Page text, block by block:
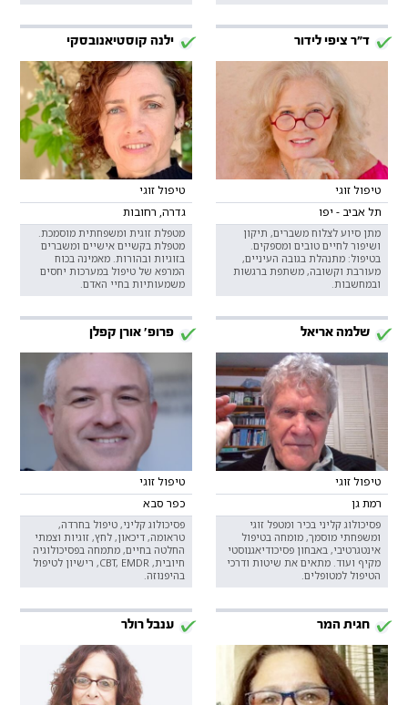
ד"ר ציפי לידור
טיפול זוגי
תל אביב - יפו
מתן סיוע לצלוח משברים, תיקון
ושיפור לחיים טובים ומספקים.
בטיפול: מתנהלת בגובה העיניים,
מעורבת וקשובה, משתפת ברגשות
ובמחשבות.
ילנה קוסטיאנובסקי
טיפול זוגי
גדרה, רחובות
מטפלת זוגית ומשפחתית מוסמכת.
מטפלת בקשיים אישיים ומשברים
בזוגיות ובהורות. מאמינה בכוח
המרפא של טיפול במערכות יחסים
משמעותיות בחיי האדם.
שלמה אריאל
טיפול זוגי
רמת גן
פסיכולוג קליני בכיר ומטפל זוגי
ומשפחתי מוסמך, מומחה בטיפול
אינטגרטיבי, באבחון פסיכודיאגנוסטי
מקיף ועוד. מתאים את שיטות ודרכי
הטיפול למטופלים.
פרופ' אורן קפלן
טיפול זוגי
כפר סבא
פסיכולוג קליני, טיפול בחרדה,
טראומה, דיכאון, לחץ, זוגיות וצמתי
החלטה בחיים, מתמחה בפסיכולוגיה
חיובית, CBT, EMDR, רישיון לטיפול
בהיפנוזה.
חגית המר ענבל רולר